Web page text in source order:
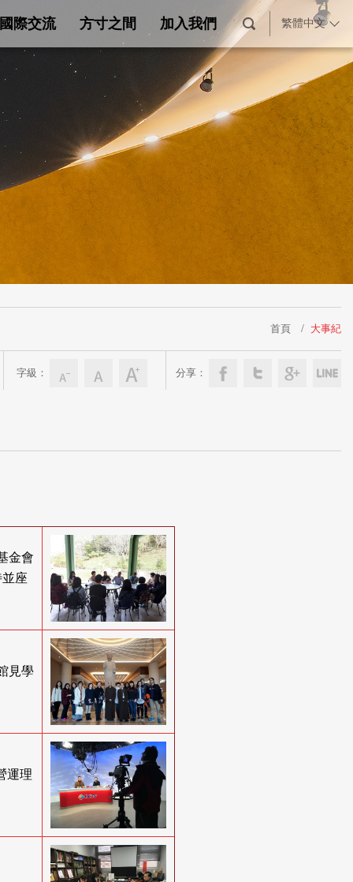
國際交流 方寸之間 加入我們 繁體中文
首頁 大事紀
字級： 分享：
金會
座
見學
運理